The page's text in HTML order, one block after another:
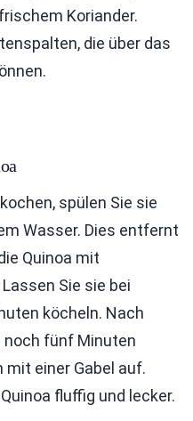
Koriander.
die über das
spülen Sie sie
Wasser. Dies entfernt
Quinoa mit
Sie sie bei
köcheln. Nach
noch fünf Minuten
mit einer Gabel auf.
fluffig und lecker.